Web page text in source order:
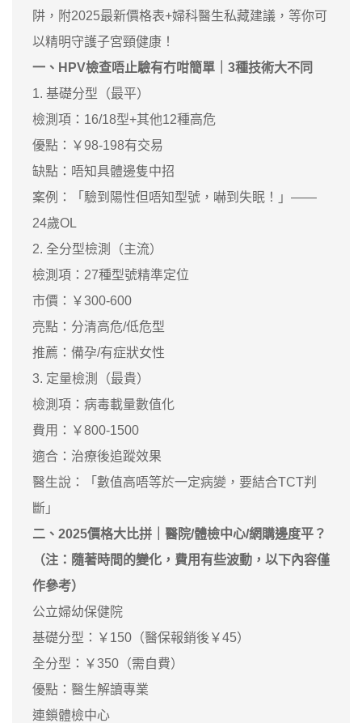
阱，附2025最新價格表+婦科醫生私藏建議，等你可
以精明守護子宮頸健康！
一、HPV檢查唔止驗有冇咁簡單｜3種技術大不同
1. 基礎分型（最平）
檢測項：16/18型+其他12種高危
優點：￥98-198有交易
缺點：唔知具體邊隻中招
案例：「驗到陽性但唔知型號，嚇到失眠！」——
24歲OL
2. 全分型檢測（主流）
檢測項：27種型號精準定位
市價：￥300-600
亮點：分清高危/低危型
推薦：備孕/有症狀女性
3. 定量檢測（最貴）
檢測項：病毒載量數值化
費用：￥800-1500
適合：治療後追蹤效果
醫生說：「數值高唔等於一定病變，要結合TCT判
斷」
二、2025價格大比拼｜醫院/體檢中心/網購邊度平？
（注：隨著時間的變化，費用有些波動，以下內容僅
作參考）
公立婦幼保健院
基礎分型：￥150（醫保報銷後￥45）
全分型：￥350（需自費）
優點：醫生解讀專業
連鎖體檢中心